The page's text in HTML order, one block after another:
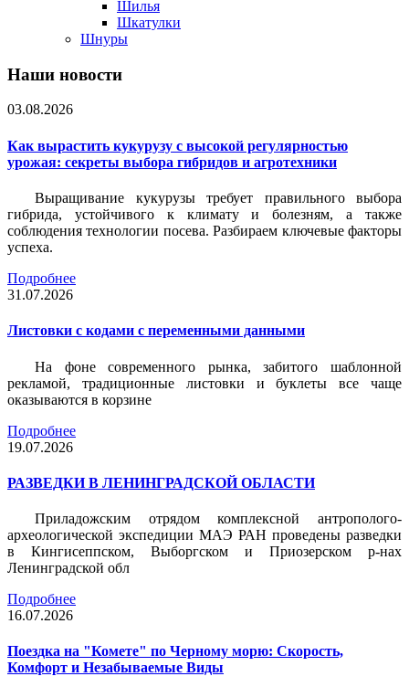
Шилья
Шкатулки
Шнуры
Наши новости
03.08.2026
Как вырастить кукурузу с высокой регулярностью
урожая: секреты выбора гибридов и агротехники
Выращивание кукурузы требует правильного выбора
гибрида, устойчивого к климату и болезням, а также
соблюдения технологии посева. Разбираем ключевые факторы
успеха.
Подробнее
31.07.2026
Листовки c кодами с переменными данными
На фоне современного рынка, забитого шаблонной
рекламой, традиционные листовки и буклеты все чаще
оказываются в корзине
Подробнее
19.07.2026
РАЗВЕДКИ В ЛЕНИНГРАДСКОЙ ОБЛАСТИ
Приладожским отрядом комплексной антрополого-
археологической экспедиции МАЭ РАН проведены разведки
в Кингисеппском, Выборгском и Приозерском р-нах
Ленинградской обл
Подробнее
16.07.2026
Поездка на "Комете" по Черному морю: Скорость,
Комфорт и Незабываемые Виды